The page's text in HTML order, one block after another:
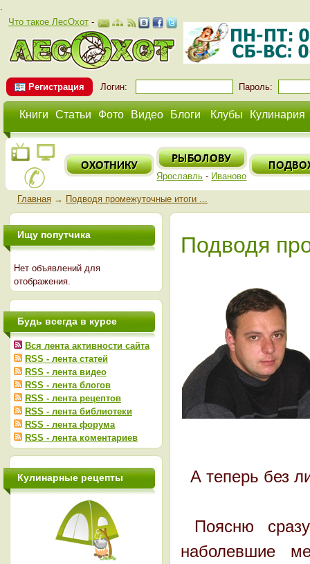
.
Что такое ЛесОхот-
Регистрация Логин: Пароль:
Книги Статьи Фото Видео Блоги Клубы Кулинария
Ярославль - Иваново
Главная→ Подводя промежуточные итоги ...
Подводя
А теперь без
Поясню
наболевшие
Ищу попутчика
Нет объявлений для
отображения.
Будь всегда в курсе
Вся лента активности сайта
RSS - лента статей
RSS - лента видео
RSS - лента блогов
RSS - лента рецептов
RSS - лента библиотеки
RSS - лента форума
RSS - лента коментариев
Кулинарные рецепты